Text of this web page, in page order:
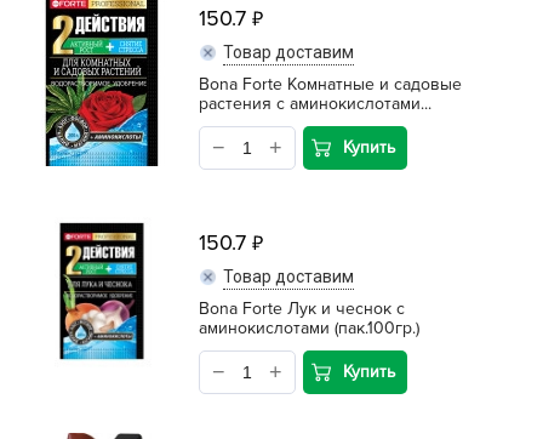
150.7
Товар доставим
Bona Forte Комнатные и садовые
растения с аминокислотами...
Купить
150.7
Товар доставим
Bona Forte Лук и чеснок с
аминокислотами (пак.100гр.)
Купить